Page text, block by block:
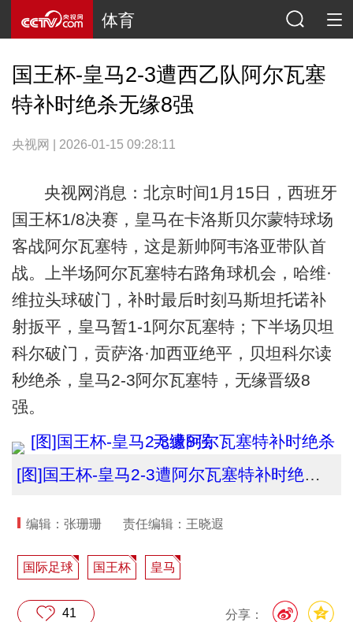
体育
国王杯-皇马2-3遭西乙队阿尔瓦塞
特补时绝杀无缘8强
央视网 | 2026-01-15 09:28:11
央视网消息：北京时间1月15日，西班牙
国王杯1/8决赛，皇马在卡洛斯贝尔蒙特球场
客战阿尔瓦塞特，这是新帅阿韦洛亚带队首
战。上半场阿尔瓦塞特右路角球机会，哈维·
维拉头球破门，补时最后时刻马斯坦托诺补
射扳平，皇马暂1-1阿尔瓦塞特；下半场贝坦
科尔破门，贡萨洛·加西亚绝平，贝坦科尔读
秒绝杀，皇马2-3阿尔瓦塞特，无缘晋级8
强。
[图]国王杯-皇马2-3遭阿尔瓦塞特补时绝杀无缘8强
编辑：张珊珊 责任编辑：王晓遐
国际足球 国王杯 皇马
分享：
41